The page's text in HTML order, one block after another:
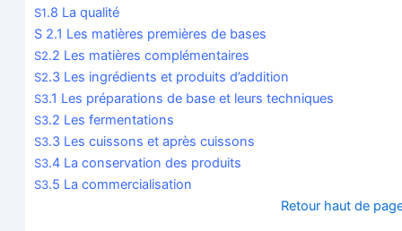
S1.8 La qua­li­té
S 2.1 Les matières pre­mières de bases
S2.2 Les matières com­plé­men­taires
S2.3 Les ingré­dients et pro­duits d’addition
S3.1 Les pré­pa­ra­tions de base et leurs tech­niques
S3.2 Les fer­men­ta­tions
S3.3 Les cuis­sons et après cuis­sons
S3.4 La conser­va­tion des pro­duits
S3.5 La commercialisation
Retour haut de